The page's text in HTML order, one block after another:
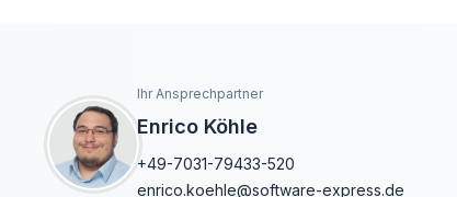
Ihr Ansprechpartner
Enrico Köhle
+49-7031-79433-520
enrico.koehle@software-express.de